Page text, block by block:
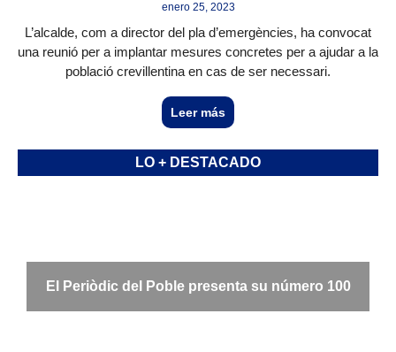
LO + DESTACADO
El Periòdic del Poble presenta su número 100
enero 25, 2023
L’alcalde, com a director del pla d’emergències, ha convocat
una reunió per a implantar mesures concretes per a ajudar a la
població crevillentina en cas de ser necessari.
Leer más